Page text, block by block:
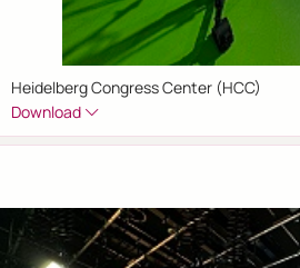
Heidelberg Congress Center (HCC)
Download